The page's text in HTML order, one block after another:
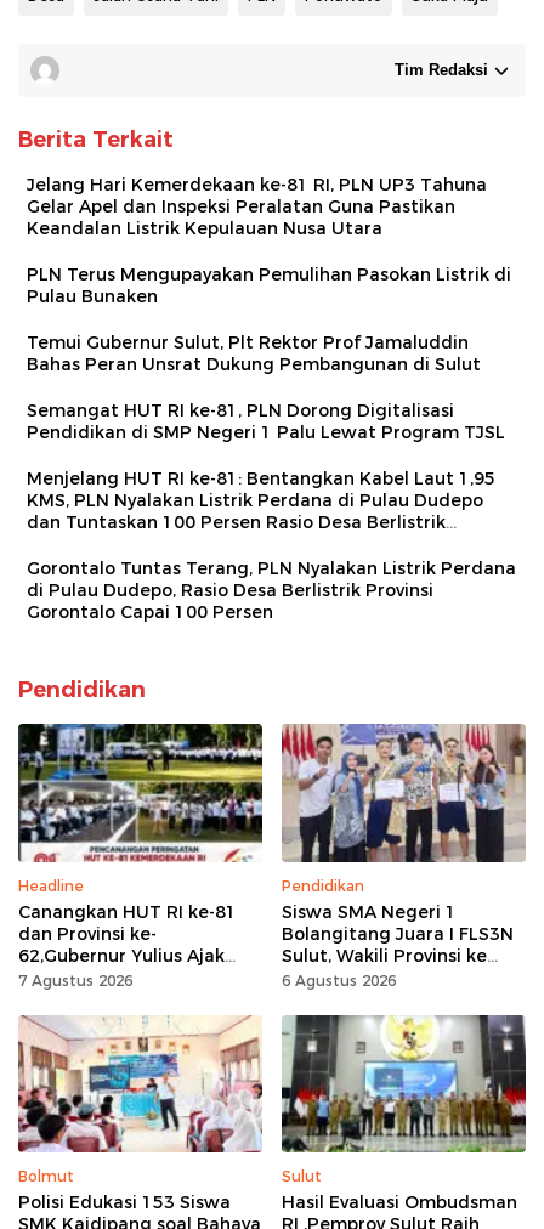
Tim Redaksi
Berita Terkait
Jelang Hari Kemerdekaan ke-81 RI, PLN UP3 Tahuna
Gelar Apel dan Inspeksi Peralatan Guna Pastikan
Keandalan Listrik Kepulauan Nusa Utara
PLN Terus Mengupayakan Pemulihan Pasokan Listrik di
Pulau Bunaken
Temui Gubernur Sulut, Plt Rektor Prof Jamaluddin
Bahas Peran Unsrat Dukung Pembangunan di Sulut
Semangat HUT RI ke-81, PLN Dorong Digitalisasi
Pendidikan di SMP Negeri 1 Palu Lewat Program TJSL
Menjelang HUT RI ke-81: Bentangkan Kabel Laut 1,95
KMS, PLN Nyalakan Listrik Perdana di Pulau Dudepo
dan Tuntaskan 100 Persen Rasio Desa Berlistrik
Gorontalo Tuntas Terang, PLN Nyalakan Listrik Perdana
di Pulau Dudepo, Rasio Desa Berlistrik Provinsi
Gorontalo Capai 100 Persen
Pendidikan
Headline
Canangkan HUT RI ke-81
dan Provinsi ke-
62,Gubernur Yulius Ajak
Seluruh Masyarakat
Kemerdekaan Momentum
Kerja Keras
7 Agustus 2026
Pendidikan
Siswa SMA Negeri 1
Bolangitang Juara I FLS3N
Sulut, Wakili Provinsi ke
Tingkat Nasional
6 Agustus 2026
Bolmut
Polisi Edukasi 153 Siswa
SMK Kaidipang soal Bahaya
Sulut
Hasil Evaluasi Ombudsman
RI ,Pemprov Sulut Raih